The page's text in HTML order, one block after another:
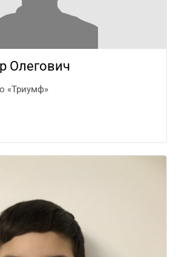
Олегович
«Триумф»